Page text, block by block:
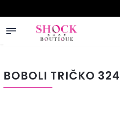
BOBOLI TRIČKO